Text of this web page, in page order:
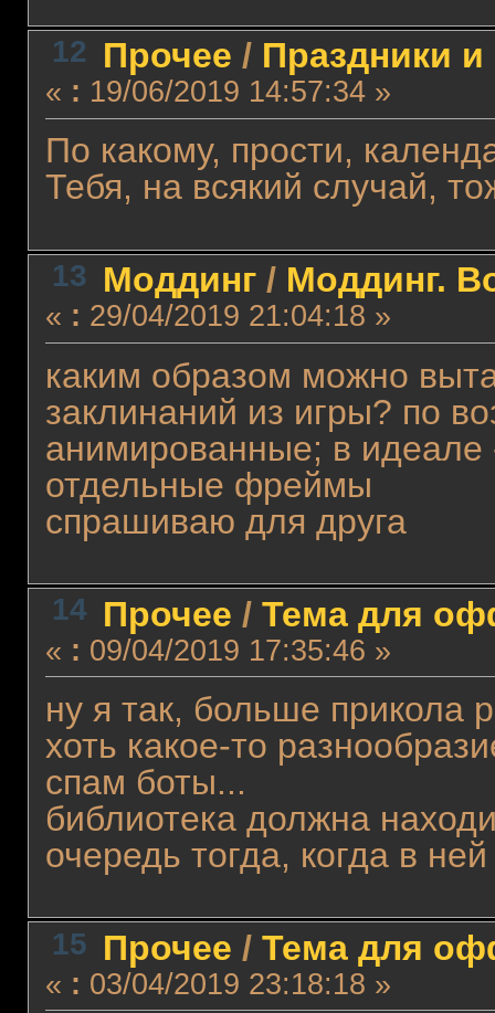
12 Прочее / Праздники
« : 19/06/2019 14:57:34 »
По какому, прости,
Тебя, на всякий случай,
13 Моддинг/ Моддинг.
« : 29/04/2019 21:04:18 »
каким образом можно
заклинаний из игры? по
анимированные; в
отдельные фреймы
спрашиваю для друга
14 Прочее / Тема для
« : 09/04/2019 17:35:46 »
ну я так, больше прикола
хоть какое-то
спам боты...
библиотека должна
очередь тогда, когда в
15 Прочее / Тема для
« : 03/04/2019 23:18:18 »